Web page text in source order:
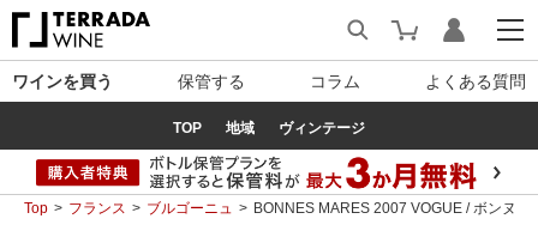
ワインを買う 保管する コラム よくある質問
TOP 地域 ヴィンテージ
Top フランス ブルゴーニュ BONNES MARES 2007 VOGUE / ボンヌ